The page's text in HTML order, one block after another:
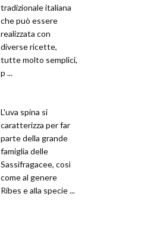
tradizionale italiana
che può essere
realizzata con
diverse ricette,
tutte molto semplici,
p ...
L'uva spina si
caratterizza per far
parte della grande
famiglia delle
Sassifragacee, così
come al genere
Ribes e alla specie ...